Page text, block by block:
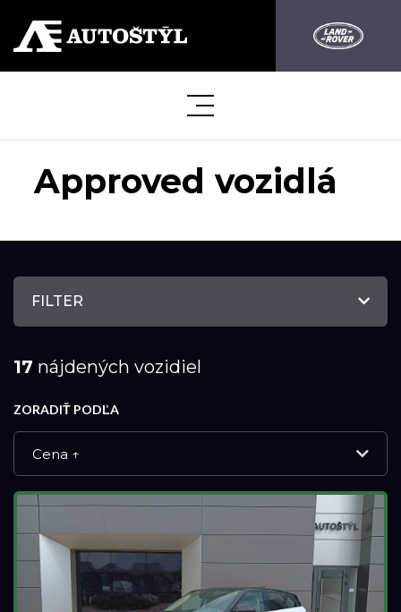
Approved vozidlá
FILTER
17 nájdených vozidiel
ZORADIŤ PODĽA
Cena ↑
DEMO VOZIDLÁ